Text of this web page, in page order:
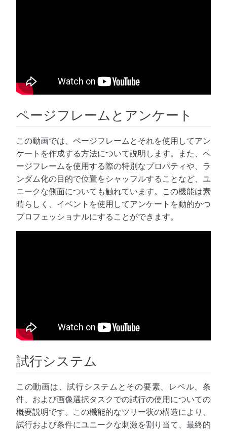
ページフレームとアンケート
この動画では、ページフレームとそれを使用してアン
ケートを作成する方法について説明します。また、ペ
ージフレームを使用する際の特別なプロパティや、ラ
ンダム化の目的で位置をシャッフルすることなど、ユ
ニークな側面についても触れています。この機能は素
晴らしく、イベントを使用してアンケートを動的かつ
プロフェッショナルにすることができます。
試行システム
この動画は、試行システムとその要素、レベル、条
件、および画像選択タスクでの試行の使用についての
概要説明です。この機能的なツリー状の構造により、
試行および条件にユニークな刺激を割り当て、最終的